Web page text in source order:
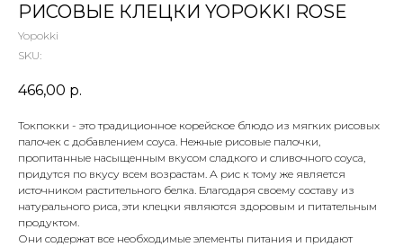
РИСОВЫЕ КЛЕЦКИ YOPOKKI ROSЕ
Yopokki
SKU:
466,00 р.
Токпокки - это традиционное корейское блюдо из мягких рисовых
палочек с добавлением соуса. Нежные рисовые палочки,
пропитанные насыщенным вкусом сладкого и сливочного соуса,
придутся по вкусу всем возрастам. А рис к тому же является
источником растительного белка. Благодаря своему составу из
натурального риса, эти клецки являются здоровым и питательным
продуктом.
Они содержат все необходимые элементы питания и придают